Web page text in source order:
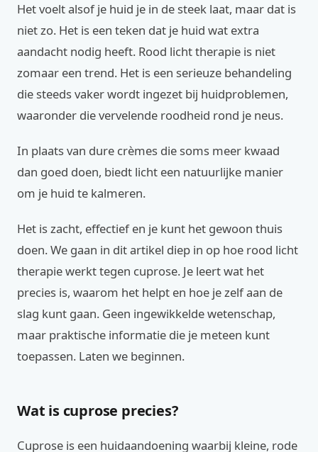
Het voelt alsof je huid je in de steek laat, maar dat is
niet zo. Het is een teken dat je huid wat extra
aandacht nodig heeft. Rood licht therapie is niet
zomaar een trend. Het is een serieuze behandeling
die steeds vaker wordt ingezet bij huidproblemen,
waaronder die vervelende roodheid rond je neus.
In plaats van dure crèmes die soms meer kwaad
dan goed doen, biedt licht een natuurlijke manier
om je huid te kalmeren.
Het is zacht, effectief en je kunt het gewoon thuis
doen. We gaan in dit artikel diep in op hoe rood licht
therapie werkt tegen cuprose. Je leert wat het
precies is, waarom het helpt en hoe je zelf aan de
slag kunt gaan. Geen ingewikkelde wetenschap,
maar praktische informatie die je meteen kunt
toepassen. Laten we beginnen.
Wat is cuprose precies?
Cuprose is een huidaandoening waarbij kleine, rode